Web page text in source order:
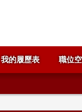
我的履歷表 職位